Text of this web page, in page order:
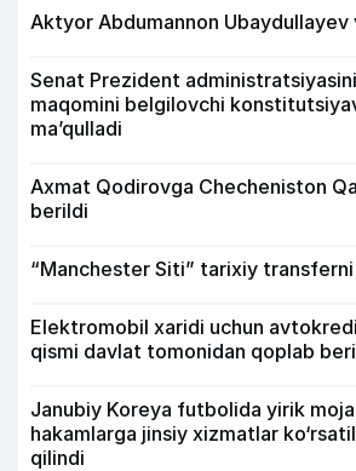
Aktyor Abdu­mannon
Senat Prezident
maqomini belgilovchi
ma’qulladi
Axmat Qodirovga Checheniston
berildi
“Manchester Siti” tarixiy
Elektromobil xaridi uchun
qismi davlat tomonidan qoplab
Janubiy Koreya futbolida yirik
hakamlarga jinsiy xizmatlar
qilindi